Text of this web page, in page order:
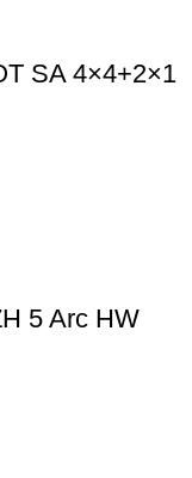
SA 4×4+2×1
5 Arc HW